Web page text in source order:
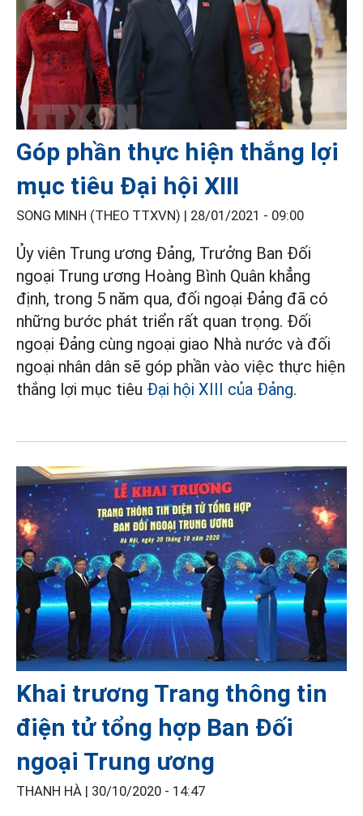
Góp phần thực hiện thắng lợi
mục tiêu Đại hội XIII
SONG MINH (THEO TTXVN) | 28/01/2021 - 09:00
Ủy viên Trung ương Đảng, Trưởng Ban Đối
ngoại Trung ương Hoàng Bình Quân khẳng
định, trong 5 năm qua, đối ngoại Đảng đã có
những bước phát triển rất quan trọng. Đối
ngoại Đảng cùng ngoại giao Nhà nước và đối
ngoại nhân dân sẽ góp phần vào việc thực hiện
thắng lợi mục tiêu Đại hội XIII của Đảng.
Khai trương Trang thông tin
điện tử tổng hợp Ban Đối
ngoại Trung ương
THANH HÀ | 30/10/2020 - 14:47